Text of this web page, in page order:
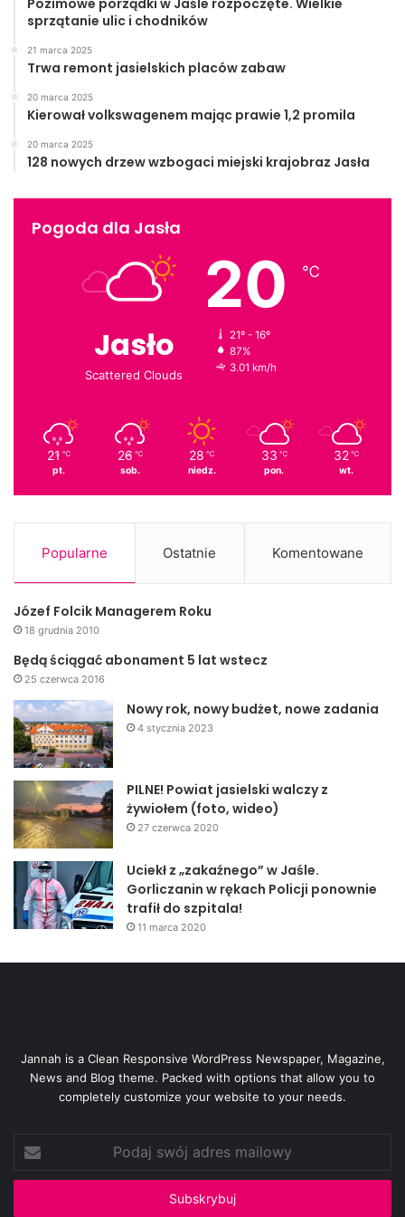
Pozimowe porządki w Jaśle rozpoczęte. Wielkie
sprzątanie ulic i chodników
21 marca 2025
Trwa remont jasielskich placów zabaw
20 marca 2025
Kierował volkswagenem mając prawie 1,2 promila
20 marca 2025
128 nowych drzew wzbogaci miejski krajobraz Jasła
Pogoda dla Jasła
Jasło
Scattered Clouds
20 ℃
21º - 16º
87%
3.01 km/h
21 ℃
pt.
26 ℃
sob.
28 ℃
niedz.
33 ℃
pon.
32 ℃
wt.
Popularne Ostatnie Komentowane
Józef Folcik Managerem Roku
18 grudnia 2010
Będą ściągać abonament 5 lat wstecz
25 czerwca 2016
Nowy rok, nowy budżet, nowe zadania
4 stycznia 2023
PILNE! Powiat jasielski walczy z
żywiołem (foto, wideo)
27 czerwca 2020
Uciekł z „zakaźnego” w Jaśle.
Gorliczanin w rękach Policji ponownie
trafił do szpitala!
11 marca 2020
Jannah is a Clean Responsive WordPress Newspaper, Magazine,
News and Blog theme. Packed with options that allow you to
completely customize your website to your needs.
swój
adres